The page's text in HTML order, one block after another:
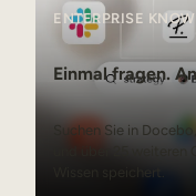
ENTERPRISE
Einmal fragen.
Suchen Sie in
und über 25 weiteren
Wissen speichert.